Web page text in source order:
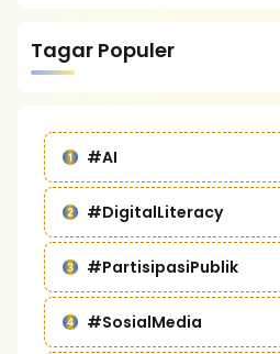
Tagar Populer
#AI
#DigitalLiteracy
#PartisipasiPublik
#SosialMedia